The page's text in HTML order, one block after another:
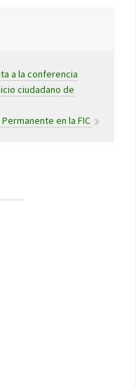
a la conferencia
ciudadano de
en la FIC